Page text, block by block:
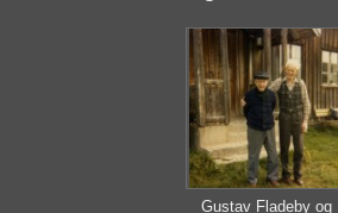
Gustav Fladeby og